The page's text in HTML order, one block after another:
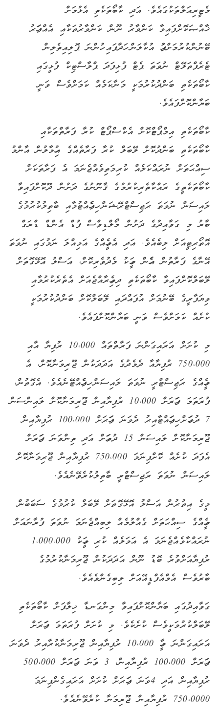
މެޓީރިއަލްތަކުގައެވެ. އަދި ކާބޯތަކެތި އެޅުމަށް
ޚާއްޞަކޮށްފައިވާ ކަންވާރު ނޫން ކަންވާރުތަކާއި އެއްފަހަރު
ބޭނުންކުރުމަށްފަހު އުކާލަން ހަދާފައި ހުންނަ ޕޮލިއިތެލިން
ޓެރެފްތަލޭޓް ނުވަތަ ޕެޓް ފުޅިފަދަ ޕްލާސްޓިކް ފުޅީގައި
ކާބޯތަކެތި ބަންދުކުރުމަކީ މަނާކަމެއް ކަމަށްވެސް ވަނީ
ބަޔާންކޮށްފައެވެ.
ކާބޯތަކެތި އިމްޕޯޓްކޮށް އެކްސްޕޯޓް ކުރާ ފަރާތްތަކާއި
ކާބޯތަކެތި ބަންދުކޮށް ލޭބަލް ކުރާ ފަރާތެއްގެ އިހުމާލުން އާންމު
ސިއްޙަތަށް ނުރައްކަލެއް ކުރިމަތިވެއްޖެނަމަ އެ ފަރާތަކަށް
ކާބޯތަކެތީގެ ރައްކާތެރިކުރުމުގެ ޤާނޫނުގެ ދަށުން ދޫކޮށްފައިވާ
ލައިސަން ނުވަތަ ރަޖިސްޓްރޭޝަން ހިފެހެއްޓުމާއި ބާތިލުކުރުމުގެ
ބާރު މި ގަވާއިދުގެ ދަށުން މޯލްޑިވްސް ފުޑް އެންޑް ޑްރަގް
އޮތޯރިޓީއަށް ލިބެއެވެ. އަދި އެމީހެއްގެ އަމިއްލަ ނަމުގައި ނުވަތަ
އޭނާގެ ފަރާތުން އެހެން މީހަކު މެދުވެރިކޮށް، އަސްލު އޮޅޭގޮތަށް
ލޭބަލްކޮށްފައިވާ ކާބޯތަކެތި ދިވެހިރާއްޖެއަށް އެތެރެކުރުމާއި
ވިޔަފާރީގެ ބޭނުމަށް އުފައްދައި ލޭބަލްކޮށް ބަންދުކުރުމަކީ
ކުށެއް ކަމަށްވެސް ވަނީ ބަޔާންކޮށްފައެވެ.
މި ކުށަށް އަރައިގަންނަ ފަރާތްތައް 10،000 ރުފިޔާ އާއި
750،000 ރުފިޔާއާ ދެމެދުގެ އަދަދަކުން ޖޫރިމަނާކޮށް، އެ
މީހެއްގެ ރަޖިސްޓްރީ ނުވަތަ ލައިސަން ހިފެހެއްޓޭނެއެވެ. އެގޮތުން،
ފުރަތަމަ ފަހަރަށް 10،000 ރުފިޔާއިން ޖޫރިމަނާކޮށް ލައިންސަން
7 ދުވަހަށް ހިފަހައްޓާއިރު ދެވަނަ ފަހަރަށް 100،000 ރުފިޔާއިން
ޖޫރިމަނާކޮށް ލައިސަން 15 ދުވަހަށް އަދި ތިންވަނަ ފަހަރަށް
އެފަދަ ކުށެއް ކޮށްފިނަމަ 750،000 ރުފިޔާއިން ޖޫރިމަނާކޮށް
ލައިސަން ނުވަތަ ރަޖިސްޓްރީ ބާތިލުކުރެވޭނެއެވެ.
މީގެ އިތުރުން އަސްލު އޮޅޭގޮތަށް ލޭބަލް ކުރުމުގެ ސަބަބުން
މީހެއްގެ ސިއްޙަތަށް ގެއްލުމެއް ލިބިއްޖެނަމަ ނުވަތަ ފުރާނައަށް
ނުރައްކާވެއްޖެނަމަ އެ އަމަލެއް ކުރި މީހަކު 1،000،000
ރުފިޔާއަށްވުރެ ބޮޑު ނޫން އަދަދަކުން ޖޫރިމަނާކުރުމުގެ
ބާރުވެސް އެމްއެފްޑީއޭއަށް ލިބިގެންވެއެވެ.
ގަވާއިދުގައި ބަޔާންކޮށްފައިވާ މިންގަނޑާ ޚިލާފަށް ކާބޯތަކެތި
ލޭބަލްކުރުމަކީވެސް ކުށެކެވެ. މި ކުށަށް ފުރަތަމަ ފަހަރަށް
އަރައިގަންނަ މީހާ 10،000 ރުފިޔާއިން ޖޫރިމަނާކުރާއިރު ދެވަނަ
ފަހަރަށް 100،000 ރުފިޔާއިން، 3 ވަނަ ފަހަރަށް 500،000
ރުފިޔާއިން އަދި 4ވަނަ ފަހަރަށް ކުށަށް އަރައިގެންފިނަމަ
750،0000 ރުފިޔާއިން ޖޫރިމަނާ ކުރެވޭނެއެވެ.